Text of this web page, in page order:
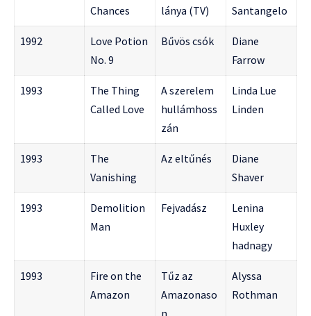
Chances
lánya (TV)
Santangelo
1992
Love Potion
No. 9
Bűvös csók
Diane
Farrow
1993
The Thing
Called Love
A szerelem
hullámhoss
zán
Linda Lue
Linden
1993
The
Vanishing
Az eltűnés
Diane
Shaver
1993
Demolition
Man
Fejvadász
Lenina
Huxley
hadnagy
1993
Fire on the
Amazon
Tűz az
Amazonaso
Alyssa
Rothman